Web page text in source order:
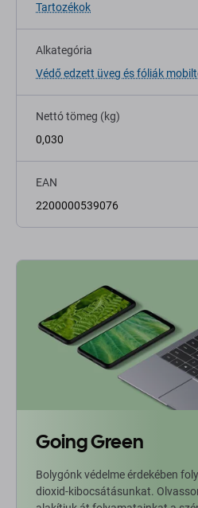
Tartozékok
Alkategória
Védő edzett üveg és fóliák
Nettó tömeg (kg)
0,030
EAN
2200000539076
Going Green
Bolygónk védelme érdekében
dioxid-kibocsátásunkat.